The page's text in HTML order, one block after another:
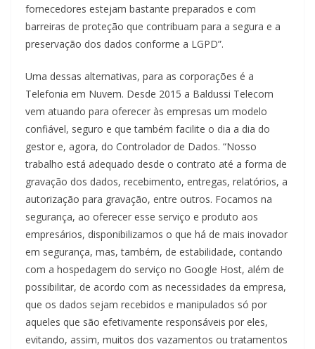
fornecedores estejam bastante preparados e com
barreiras de proteção que contribuam para a segura e a
preservação dos dados conforme a LGPD”.
Uma dessas alternativas, para as corporações é a
Telefonia em Nuvem. Desde 2015 a Baldussi Telecom
vem atuando para oferecer às empresas um modelo
confiável, seguro e que também facilite o dia a dia do
gestor e, agora, do Controlador de Dados. “Nosso
trabalho está adequado desde o contrato até a forma de
gravação dos dados, recebimento, entregas, relatórios, a
autorização para gravação, entre outros. Focamos na
segurança, ao oferecer esse serviço e produto aos
empresários, disponibilizamos o que há de mais inovador
em segurança, mas, também, de estabilidade, contando
com a hospedagem do serviço no Google Host, além de
possibilitar, de acordo com as necessidades da empresa,
que os dados sejam recebidos e manipulados só por
aqueles que são efetivamente responsáveis por eles,
evitando, assim, muitos dos vazamentos ou tratamentos